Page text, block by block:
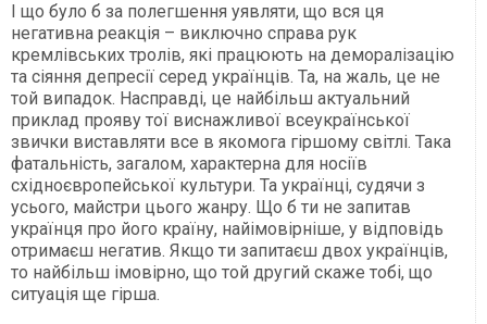
І що було б за полегшення уявляти, що вся ця
негативна реакція – виключно справа рук
кремлівських тролів, які працюють на деморалізацію
та сіяння депресії серед українців. Та, на жаль, це не
той випадок. Насправді, це найбільш актуальний
приклад прояву тої виснажливої всеукраїнської
звички виставляти все в якомога гіршому світлі. Така
фатальність, загалом, характерна для носіїв
східноєвропейської культури. Та українці, судячи з
усього, майстри цього жанру. Що б ти не запитав
українця про його країну, найімовірніше, у відповідь
отримаєш негатив. Якщо ти запитаєш двох українців,
то найбільш імовірно, що той другий скаже тобі, що
ситуація ще гірша.